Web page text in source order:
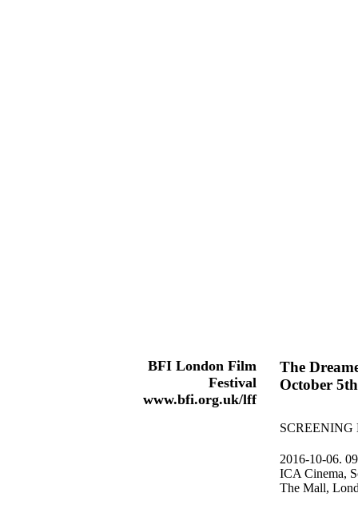
BFI London Film
Festival
www.bfi.org.uk/lff
The
October
SCREENING
2016-10-06.
ICA Cinema,
The Mall,